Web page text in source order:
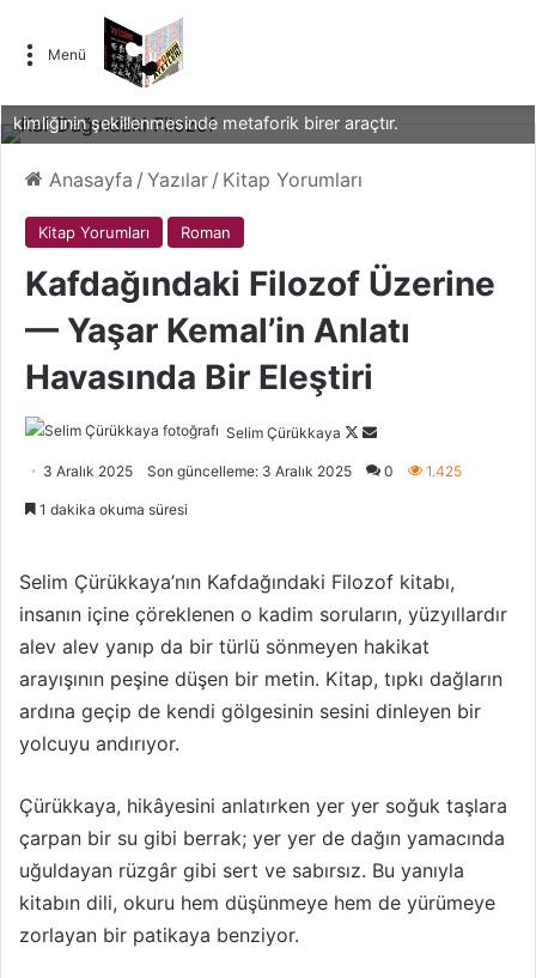
Menü
Kürt halkının tarihsel serüveni, Firdevsî’nin Şehname
destanından ve Zerdüşt’ün kadim bilgeliğinden ilhamla anlatılır.
Sasani İmparatorluğu’nun çöküşü gibi tarihsel olaylar, Kürt
kimliğinin şekillenmesinde metaforik birer araçtır.
Anasayfa / Yazılar / Kitap Yorumları
Kitap Yorumları Roman
Kafdağındaki Filozof Üzerine
— Yaşar Kemal’in Anlatı
Havasında Bir Eleştiri
Selim Çürükkaya
Follow
on
Bir
3 Aralık 2025 Son güncelleme: 3 Aralık 2025 0 1.425
1 dakika okuma süresi
Selim Çürükkaya’nın Kafdağındaki Filozof kitabı,
insanın içine çöreklenen o kadim soruların, yüzyıllardır
alev alev yanıp da bir türlü sönmeyen hakikat
arayışının peşine düşen bir metin. Kitap, tıpkı dağların
ardına geçip de kendi gölgesinin sesini dinleyen bir
yolcuyu andırıyor.
Çürükkaya, hikâyesini anlatırken yer yer soğuk taşlara
çarpan bir su gibi berrak; yer yer de dağın yamacında
uğuldayan rüzgâr gibi sert ve sabırsız. Bu yanıyla
kitabın dili, okuru hem düşünmeye hem de yürümeye
zorlayan bir patikaya benziyor.